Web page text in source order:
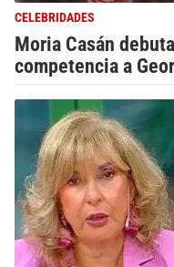
CELEBRIDADES
Moria Casán
competencia a